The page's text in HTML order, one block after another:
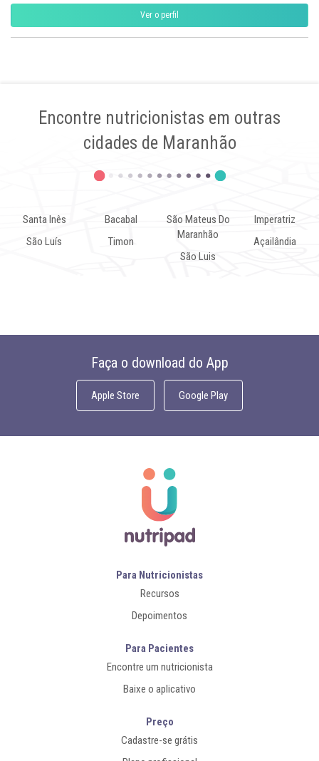
Ver o perfil
Encontre nutricionistas em outras
cidades de Maranhão
Santa Inês
São Luís
Bacabal
Timon
São Mateus Do
Maranhão
São Luis
Imperatriz
Açailândia
Faça o download do App
Apple Store Google Play
Para Nutricionistas
Recursos
Depoimentos
Para Pacientes
Encontre um nutricionista
Baixe o aplicativo
Preço
Cadastre-se grátis